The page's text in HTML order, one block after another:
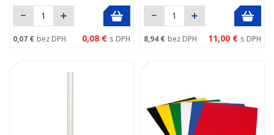
0,07 € bez DPH 0,08 € s DPH 8,94 € bez DPH 11,00 € s DPH